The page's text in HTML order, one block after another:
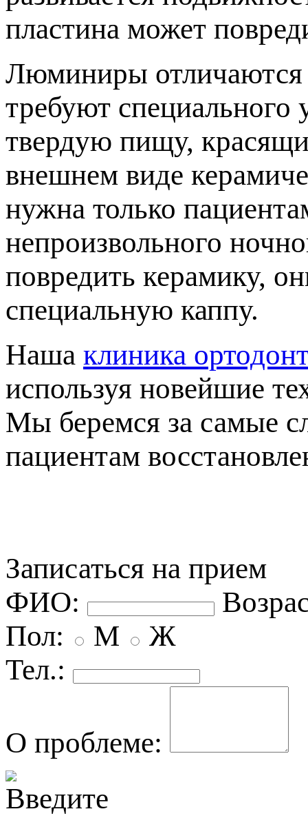
ластина может
Люминиры отличаются
требуют
твердую пищу,
нешнем виде
нужна только
непроизвольного
овредить керамику,
специальную каппу.
Наша клиника
используя новейшие
Мы беремся за самые
ациентам
Записаться на прием
ФИО:
Пол:
М
Ж
Тел.:
О проблеме: